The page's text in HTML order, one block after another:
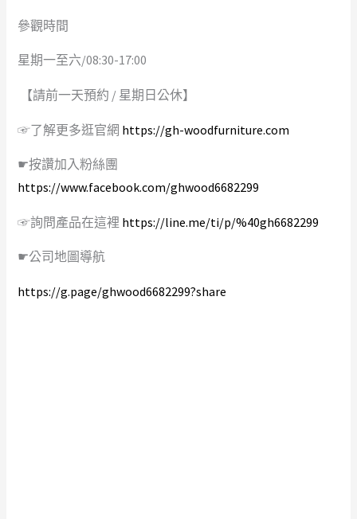
參觀時間
星期一至六/08:30-17:00
【請前一天預約 / 星期日公休】
☞了解更多逛官網 https://gh-woodfurniture.com
☛按讚加入粉絲團
https://www.facebook.com/ghwood6682299
☞詢問產品在這裡 https://line.me/ti/p/%40gh6682299
☛公司地圖導航
https://g.page/ghwood6682299?share